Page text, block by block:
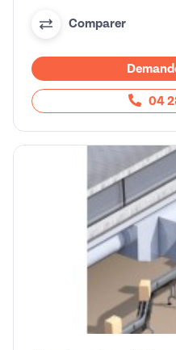
Comparer
04